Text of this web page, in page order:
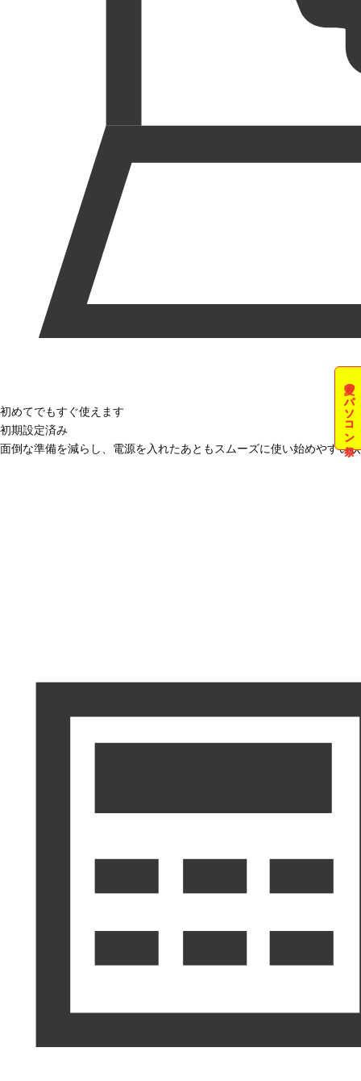
夏のパソコン祭
初めてでもすぐ使えます
初期設定済み
面倒な準備を減らし、電源を入れたあともスムーズに使い始めやすい